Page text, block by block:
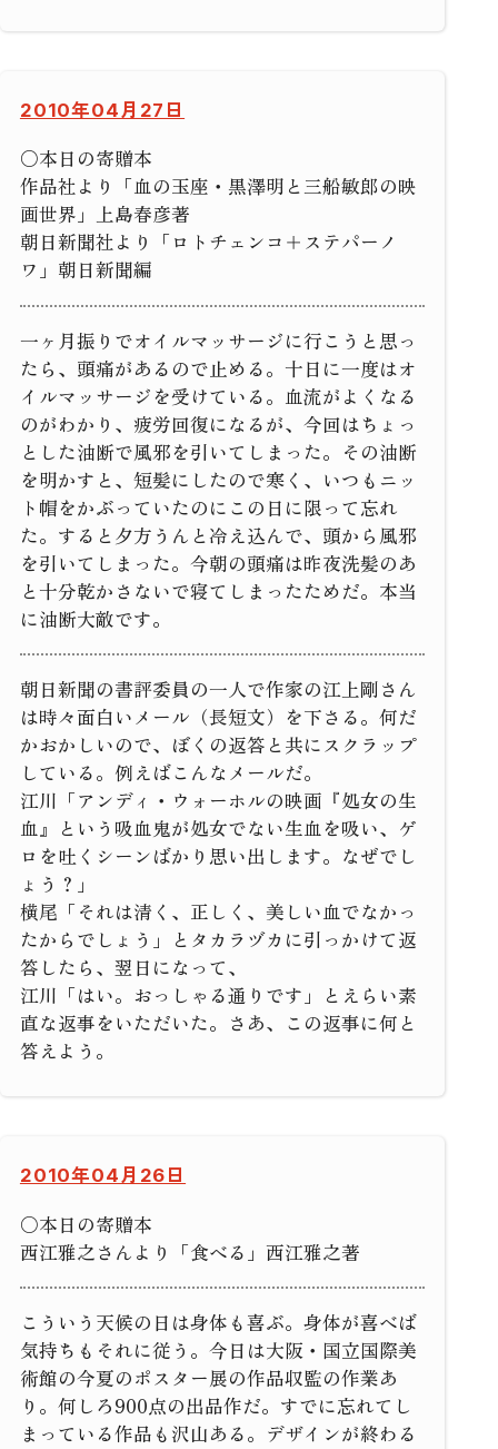
2010年04月27日
○本日の寄贈本
作品社より「血の玉座・黒澤明と三船敏郎の映
画世界」上島春彦著
朝日新聞社より「ロトチェンコ＋ステパーノ
ワ」朝日新聞編
一ヶ月振りでオイルマッサージに行こうと思っ
たら、頭痛があるので止める。十日に一度はオ
イルマッサージを受けている。血流がよくなる
のがわかり、疲労回復になるが、今回はちょっ
とした油断で風邪を引いてしまった。その油断
を明かすと、短髪にしたので寒く、いつもニッ
ト帽をかぶっていたのにこの日に限って忘れ
た。すると夕方うんと冷え込んで、頭から風邪
を引いてしまった。今朝の頭痛は昨夜洗髪のあ
と十分乾かさないで寝てしまったためだ。本当
に油断大敵です。
朝日新聞の書評委員の一人で作家の江上剛さん
は時々面白いメール（長短文）を下さる。何だ
かおかしいので、ぼくの返答と共にスクラップ
している。例えばこんなメールだ。
江川「アンディ・ウォーホルの映画『処女の生
血』という吸血鬼が処女でない生血を吸い、ゲ
ロを吐くシーンばかり思い出します。なぜでし
ょう？」
横尾「それは清く、正しく、美しい血でなかっ
たからでしょう」とタカラヅカに引っかけて返
答したら、翌日になって、
江川「はい。おっしゃる通りです」とえらい素
直な返事をいただいた。さあ、この返事に何と
答えよう。
2010年04月26日
○本日の寄贈本
西江雅之さんより「食べる」西江雅之著
こういう天候の日は身体も喜ぶ。身体が喜べば
気持ちもそれに従う。今日は大阪・国立国際美
術館の今夏のポスター展の作品収監の作業あ
り。何しろ900点の出品作だ。すでに忘れてし
まっている作品も沢山ある。デザインが終わる